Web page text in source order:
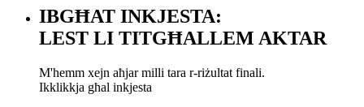
IBGĦAT INKJESTA:
LEST LI TITGĦALLEM AKTAR
M'hemm xejn aħjar milli tara r-riżultat finali.
Ikklikkja għal inkjesta